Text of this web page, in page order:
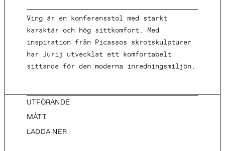
Ving är en konferensstol med starkt
karaktär och hög sittkomfort. Med
inspiration från Picassos skrotskulpturer
har Jurij utvecklat ett komfortabelt
sittande för den moderna inredningsmiljön.
UTFÖRANDE
MÅTT
LADDA NER